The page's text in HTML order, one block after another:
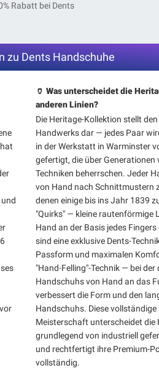
Rabatt bei Dents
zu Dents Handschuhe
🏺 Was unterscheidet die
anderen Linien?
Die Heritage-Kollektion stellt
Handwerks dar — jedes Paar
in der Werkstatt in Warminster
gefertigt, die über Generationen
Techniken beherrschen. Jeder
von Hand nach Schnittmustern
denen einige bis ins Jahr 1839
"Quirks" — kleine rautenförmige
Hand an der Basis jedes
sind eine exklusive Dents-
Passform und maximalen
"Hand-Felling"-Technik — bei
Handschuhs von Hand an das
verbessert die Form und den
Handschuhs. Diese
Meisterschaft unterscheidet die
grundlegend von industriell
und rechtfertigt ihre Premium-
vollständig.